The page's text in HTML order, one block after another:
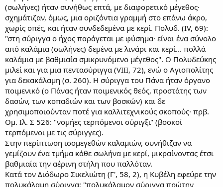
(σωλήνες) ήταν συνήθως επτά, με διαφορετικό μέγεθος·
σχημάτιζαν, όμως, μια οριζόντια γραμμή στο επάνω άκρο,
χωρίς οπές, και ήταν συνδεδεμένα με κερί. Πολυδ. (IV, 69):
"στη σύριγγα ο ήχος παράγεται με φύσημα· είναι ένα σύνολο
από καλάμια (σωλήνες) δεμένα με λινάρι και κερί... πολλά
καλάμια με βαθμιαία σμικρυνόμενο μέγεθος". Ο Πολυδεύκης
μιλεί και για μια πεντασύριγγα (VIII, 72), ενώ ο Αγιοπολίτης
για δεκακάλαμη (σ. 260). Η σύριγγα του Πάνα ήταν όργανο
ποιμενικό (ο Πάνας ήταν ποιμενικός θεός, προστάτης των
δασών, των κοπαδιών και των βοσκών) και δε
χρησιμοποιούνταν ποτέ για καλλιτεχνικούς σκοπούς· πρβ.
Ομ. Ιλ. Σ 526: "νομήες τερπόμενοι σύριγξι" (βοσκοί
τερπόμενοι με τις σύριγγες).
Στην περίπτωση ισομεγεθών καλαμιών, συνήθιζαν να
γεμίζουν ένα τμήμα κάθε σωλήνα με κερί, μικραίνοντας έτσι
βαθμιαία την αέρινη στήλη που παλλόταν.
Κατά τον Διόδωρο Σικελιώτη (Γ', 58, 2), η Κυβέλη εφεύρε την
πολυκάλαμη σύριγγα: "πολυκάλαμον σύριγγα πρώτην